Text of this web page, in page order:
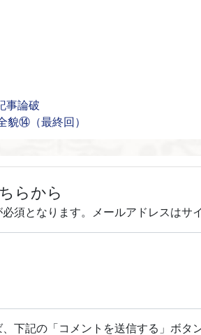
事論破
貌⑭（最終回）
らから
須となります。メールアドレスはサ
下記の「コメントを送信する」ボタ